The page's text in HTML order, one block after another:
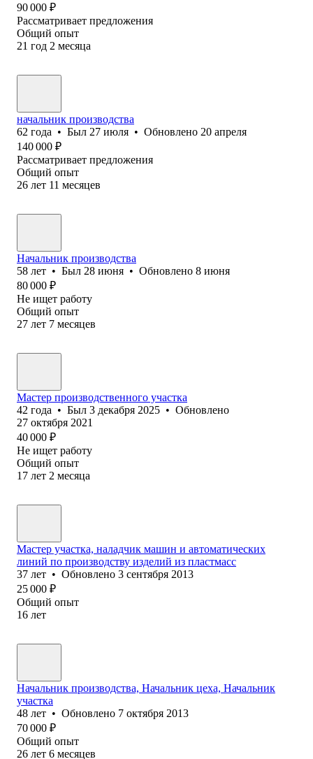
90 000 ₽
Рассматривает предложения
Общий опыт
21 год 2 месяца
начальник производства
62 года • Был 27 июля • Обновлено 20 апреля
140 000 ₽
Рассматривает предложения
Общий опыт
26 лет 11 месяцев
Начальник производства
58 лет • Был 28 июня • Обновлено 8 июня
80 000 ₽
Не ищет работу
Общий опыт
27 лет 7 месяцев
Мастер производственного участка
42 года • Был 3 декабря 2025 • Обновлено
27 октября 2021
40 000 ₽
Не ищет работу
Общий опыт
17 лет 2 месяца
Мастер участка, наладчик машин и автоматических
линий по производству изделий из пластмасс
37 лет • Обновлено 3 сентября 2013
25 000 ₽
Общий опыт
16 лет
Начальник производства, Начальник цеха, Начальник
участка
48 лет • Обновлено 7 октября 2013
70 000 ₽
Общий опыт
26 лет 6 месяцев